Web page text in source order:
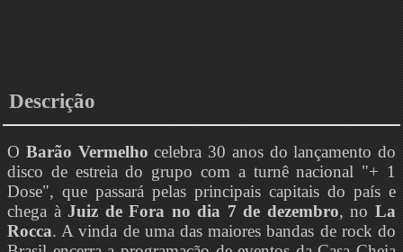
Descrição
O Barão Vermelho celebra 30 anos do lançamento do
disco de estreia do grupo com a turnê nacional "+ 1
Dose", que passará pelas principais capitais do país e
chega àJuiz de Fora no dia 7 de dezembro, noLa
Rocca. A vinda de uma das maiores bandas de rock do